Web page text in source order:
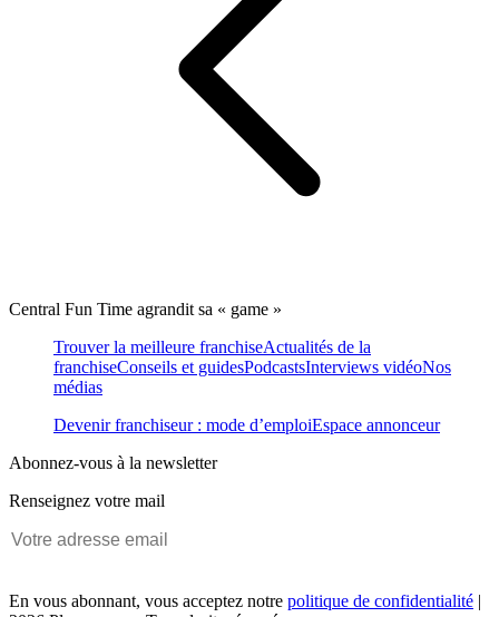
Central Fun Time agrandit sa « game »
Trouver la meilleure franchiseActualités de la
franchiseConseils et guidesPodcastsInterviews vidéoNos
médias
Devenir franchiseur : mode d’emploiEspace annonceur
Abonnez-vous à la newsletter
Renseignez votre mail
En vous abonnant, vous acceptez notre politique de confidentialité |